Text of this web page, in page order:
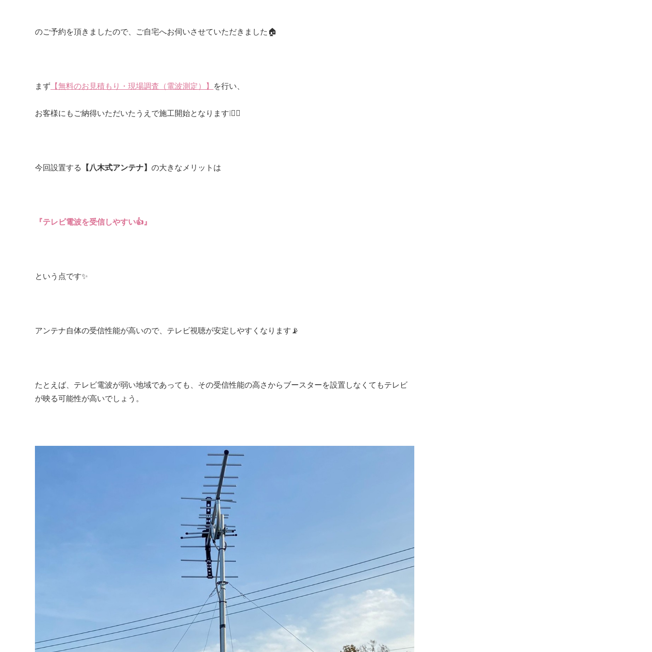
のご予約を頂きましたので、ご自宅へお伺いさせていただきました🏠
まず 【無料のお見積もり・現場調査（電波測定）】 を行い、
お客様にもご納得いただいたうえで施工開始となります❕👷‍♂️
今回設置する 【八木式アンテナ】 の大きなメリットは
『テレビ電波を受信しやすい👍』
という点です✨
アンテナ自体の受信性能が高いので、テレビ視聴が安定しやすくなります📡
たとえば、テレビ電波が弱い地域であっても、その受信性能の高さからブースターを設置しなくてもテレビ
が映る可能性が高いでしょう。